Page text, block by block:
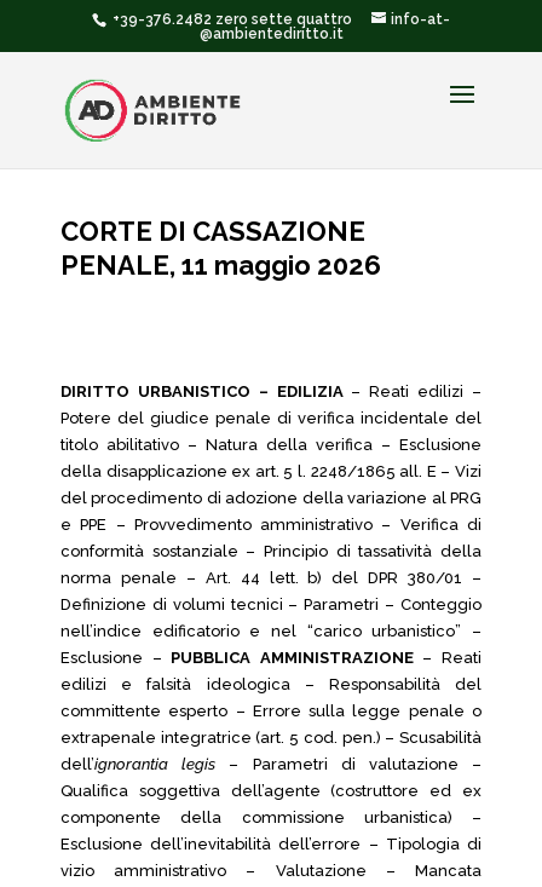
+39-376.2482 zero sette quattro
info-at-
@ambientediritto.it
CORTE DI CASSAZIONE
PENALE, 11 maggio 2026
DIRITTO URBANISTICO – EDILIZIA– Reati edilizi –
Potere del giudice penale di verifica incidentale del
titolo abilitativo – Natura della verifica – Esclusione
della disapplicazione ex art. 5 l. 2248/1865 all. E – Vizi
del procedimento di adozione della variazione al PRG
e PPE – Provvedimento amministrativo – Verifica di
conformità sostanziale – Principio di tassatività della
norma penale – Art. 44 lett. b) del DPR 380/01 –
Definizione di volumi tecnici – Parametri – Conteggio
nell’indice edificatorio e nel “carico urbanistico” –
Esclusione – PUBBLICA AMMINISTRAZIONE– Reati
edilizi e falsità ideologica – Responsabilità del
committente esperto – Errore sulla legge penale o
extrapenale integratrice (art. 5 cod. pen.) – Scusabilità
dell’ignorantia legis – Parametri di valutazione –
Qualifica soggettiva dell’agente (costruttore ed ex
componente della commissione urbanistica) –
Esclusione dell’inevitabilità dell’errore – Tipologia di
vizio amministrativo – Valutazione – Mancata